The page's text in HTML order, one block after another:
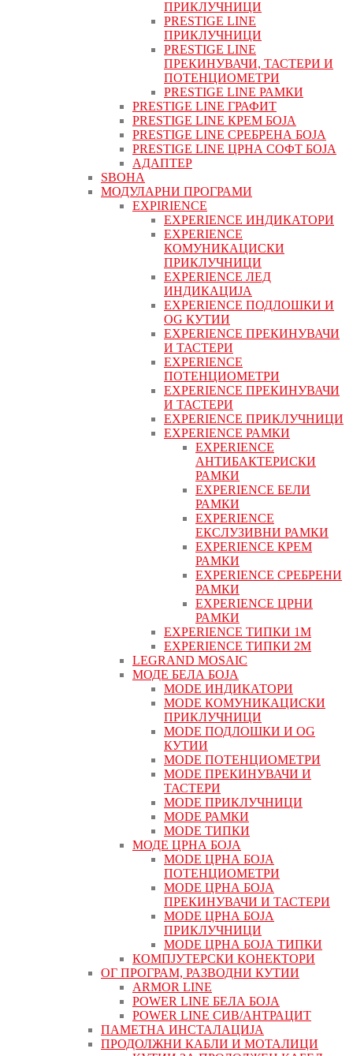
ПРИКЛУЧНИЦИ
PRESTIGE LINE
ПРИКЛУЧНИЦИ
PRESTIGE LINE
ПРЕКИНУВАЧИ, ТАСТЕРИ И
ПОТЕНЦИОМЕТРИ
PRESTIGE LINE РАМКИ
PRESTIGE LINE ГРАФИТ
PRESTIGE LINE КРЕМ БОЈА
PRESTIGE LINE СРЕБРЕНА БОЈА
PRESTIGE LINE ЦРНА СОФТ БОЈА
АДАПТЕР
ЅВОНА
МОДУЛАРНИ ПРОГРАМИ
EXPIRIENCE
EXPERIENCE ИНДИКАТОРИ
EXPERIENCE
КОМУНИКАЦИСКИ
ПРИКЛУЧНИЦИ
EXPERIENCE ЛЕД
ИНДИКАЦИЈА
EXPERIENCE ПОДЛОШКИ И
OG КУТИИ
EXPERIENCE ПРЕКИНУВАЧИ
И ТАСТЕРИ
EXPERIENCE
ПОТЕНЦИОМЕТРИ
EXPERIENCE ПРЕКИНУВАЧИ
И ТАСТЕРИ
EXPERIENCE ПРИКЛУЧНИЦИ
EXPERIENCE РАМКИ
EXPERIENCE
АНТИБАКТЕРИСКИ
РАМКИ
EXPERIENCE БЕЛИ
РАМКИ
EXPERIENCE
ЕКСЛУЗИВНИ РАМКИ
EXPERIENCE КРЕМ
РАМКИ
EXPERIENCE СРЕБРЕНИ
РАМКИ
EXPERIENCE ЦРНИ
РАМКИ
EXPERIENCE ТИПКИ 1M
EXPERIENCE ТИПКИ 2М
LEGRAND MOSAIC
МОДЕ БЕЛА БОЈА
MODE ИНДИКАТОРИ
MODE КОМУНИКАЦИСКИ
ПРИКЛУЧНИЦИ
MODE ПОДЛОШКИ И OG
КУТИИ
MODE ПОТЕНЦИОМЕТРИ
MODE ПРEКИНУВАЧИ И
ТАСТЕРИ
MODE ПРИКЛУЧНИЦИ
MODE РАМКИ
MODE ТИПКИ
МОДЕ ЦРНА БОЈА
MODE ЦРНА БОЈА
ПОТЕНЦИОМЕТРИ
MODE ЦРНА БОЈА
ПРЕКИНУВАЧИ И ТАСТЕРИ
MODE ЦРНА БОЈА
ПРИКЛУЧНИЦИ
MODE ЦРНА БОЈА ТИПКИ
КОМПЈУТЕРСКИ КОНЕКТОРИ
ОГ ПРОГРАМ, РАЗВОДНИ КУТИИ
ARMOR LINE
POWER LINE БЕЛА БОЈА
POWER LINE СИВ/АНТРАЦИТ
ПАМЕТНА ИНСТАЛАЦИЈА
ПРОДОЛЖНИ КАБЛИ И МОТАЛИЦИ